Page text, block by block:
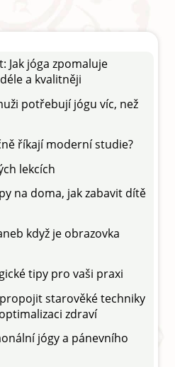
Jak jóga zpomaluje
a kvalitněji
potřebují jógu víc, než
říkají moderní studie?
lekcích
na doma, jak zabavit dítě
když je obrazovka
tipy pro vaši praxi
propojit starověké techniky
zdraví
jógy a pánevního